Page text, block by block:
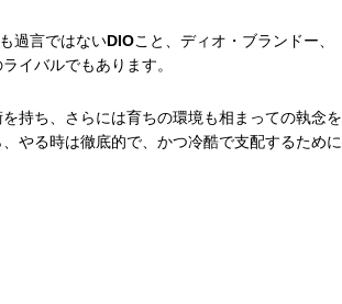
過言ではないDIOこと、ディオ・ブランドー、
イバルでもあります。
持ち、さらには育ちの環境も相まっての執念を
やる時は徹底的で、かつ冷酷で支配するために